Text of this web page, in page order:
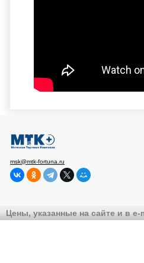
msk@mtk-fortuna.ru
Цены, указанные на сайте и в